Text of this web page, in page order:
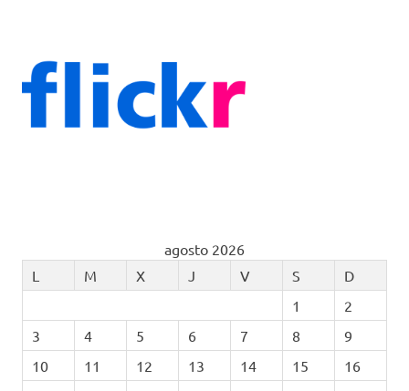
agosto 2026
L
M X J V S
D
1
2
3
4 5 6 7 8
9
10
11 12 13 14 15
16